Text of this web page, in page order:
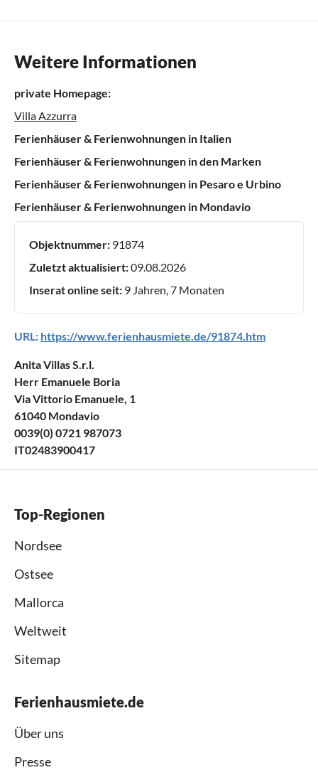
Weitere Informationen
private Homepage:
Villa Azzurra
Ferienhäuser & Ferienwohnungen in Italien
Ferienhäuser & Ferienwohnungen in den Marken
Ferienhäuser & Ferienwohnungen in Pesaro e Urbino
Ferienhäuser & Ferienwohnungen in Mondavio
Objektnummer: 91874
Zuletzt aktualisiert:09.08.2026
Inserat online seit: 9 Jahren, 7 Monaten
URL: https://www.ferienhausmiete.de/91874.htm
Anita Villas S.r.l.
Herr Emanuele Boria
Via Vittorio Emanuele, 1
61040 Mondavio
0039(0) 0721 987073
IT02483900417
Top-Regionen
Nordsee
Ostsee
Mallorca
Weltweit
Sitemap
Ferienhausmiete.de
Über uns
Presse